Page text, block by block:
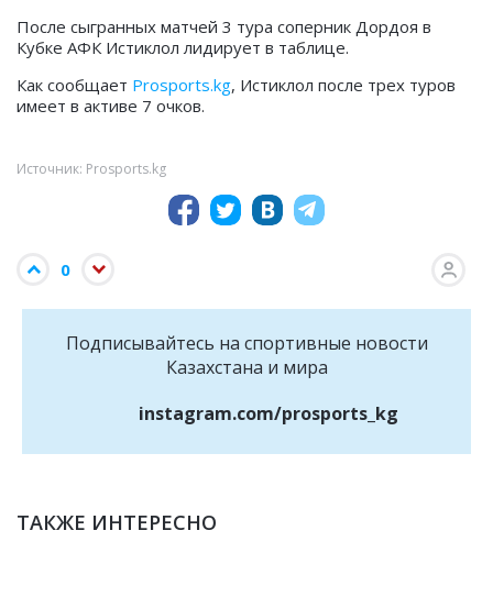
После сыгранных матчей 3 тура соперник Дордоя в
Кубке АФК Истиклол лидирует в таблице.
Как сообщает Prosports.kg, Истиклол после трех туров
имеет в активе 7 очков.
Источник: Prosports.kg
0
Подписывайтесь на cпортивные новости
Казахстана и мира
instagram.com/prosports_kg
ТАКЖЕ ИНТЕРЕСНО